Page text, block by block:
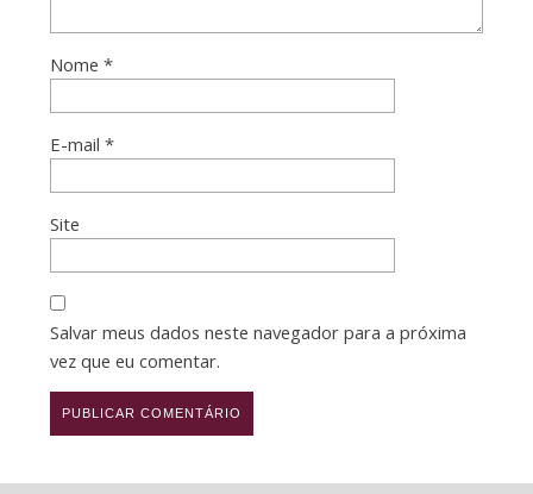
Nome *
E-mail *
Site
Salvar meus dados neste navegador para a próxima
vez que eu comentar.